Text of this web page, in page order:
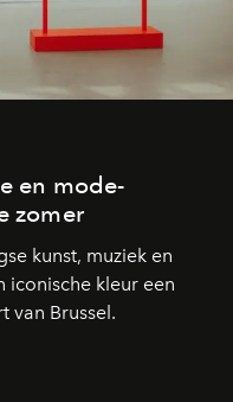
en mode-
zomer
kunst, muziek en
iconische kleur een
van Brussel.